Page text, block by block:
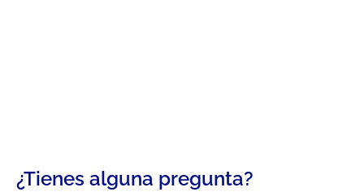
¿Tienes alguna pregunta?